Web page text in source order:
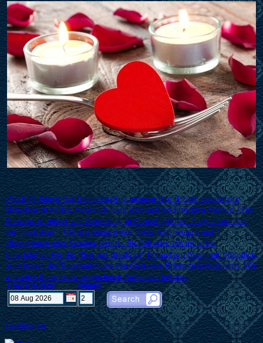
«Nach 32 Jahren Gastfreundschaft in meinem B & B viele wunderbare
Menschen zu treffen, werde ich mich jetzt anderen Projekten widmen ! Die
Domaine ist immer zur Vermietung in Formel geöffnet: * «gite formula»
mit mindestens 4 Übernachtungen und festen Anreisetagen und *
«Rezeptionen oder Seminar formel» für 24h oder 48h mit allen
Unterkünften Für die "Bed and Breakfast" Formel pro Nacht mit Frühstück,
ist es besser, die Tourismusbüros von Gien oder Briare zu kontaktieren. Wir
wünschen Ihnen einen angenehmen Aufenthalt bei uns.
Check In date: Nights:
Localisation